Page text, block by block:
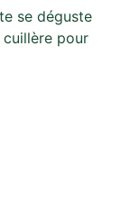
se déguste
pour